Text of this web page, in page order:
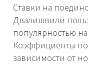
Ставки на
Двалишвили
популярностью
Коэффициенты
зависимости от